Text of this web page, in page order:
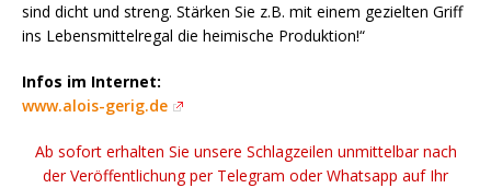
sind dicht und streng. Stärken Sie z.B. mit einem gezielten Griff
ins Lebensmittelregal die heimische Produktion!“
Infos im Internet:
www.alois-gerig.de
Ab sofort erhalten Sie unsere Schlagzeilen unmittelbar nach
der Veröffentlichung per Telegram oder Whatsapp auf Ihr